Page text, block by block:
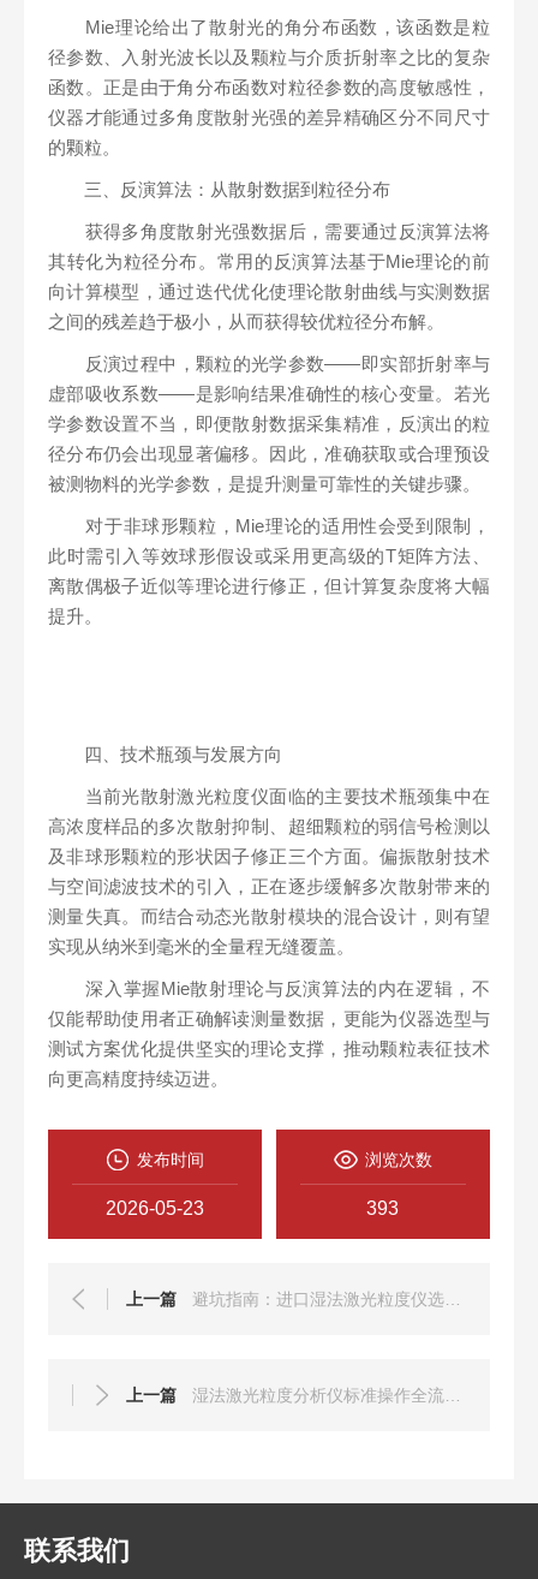
Mie理论给出了散射光的角分布函数，该函数是粒
径参数、入射光波长以及颗粒与介质折射率之比的复杂
函数。正是由于角分布函数对粒径参数的高度敏感性，
仪器才能通过多角度散射光强的差异精确区分不同尺寸
的颗粒。
三、反演算法：从散射数据到粒径分布
获得多角度散射光强数据后，需要通过反演算法将
其转化为粒径分布。常用的反演算法基于Mie理论的前
向计算模型，通过迭代优化使理论散射曲线与实测数据
之间的残差趋于极小，从而获得较优粒径分布解。
反演过程中，颗粒的光学参数——即实部折射率与
虚部吸收系数——是影响结果准确性的核心变量。若光
学参数设置不当，即便散射数据采集精准，反演出的粒
径分布仍会出现显著偏移。因此，准确获取或合理预设
被测物料的光学参数，是提升测量可靠性的关键步骤。
对于非球形颗粒，Mie理论的适用性会受到限制，
此时需引入等效球形假设或采用更高级的T矩阵方法、
离散偶极子近似等理论进行修正，但计算复杂度将大幅
提升。
四、技术瓶颈与发展方向
当前光散射激光粒度仪面临的主要技术瓶颈集中在
高浓度样品的多次散射抑制、超细颗粒的弱信号检测以
及非球形颗粒的形状因子修正三个方面。偏振散射技术
与空间滤波技术的引入，正在逐步缓解多次散射带来的
测量失真。而结合动态光散射模块的混合设计，则有望
实现从纳米到毫米的全量程无缝覆盖。
深入掌握Mie散射理论与反演算法的内在逻辑，不
仅能帮助使用者正确解读测量数据，更能为仪器选型与
测试方案优化提供坚实的理论支撑，推动颗粒表征技术
向更高精度持续迈进。
发布时间
2026-05-23
浏览次数
393
上一篇
上一篇
联系我们